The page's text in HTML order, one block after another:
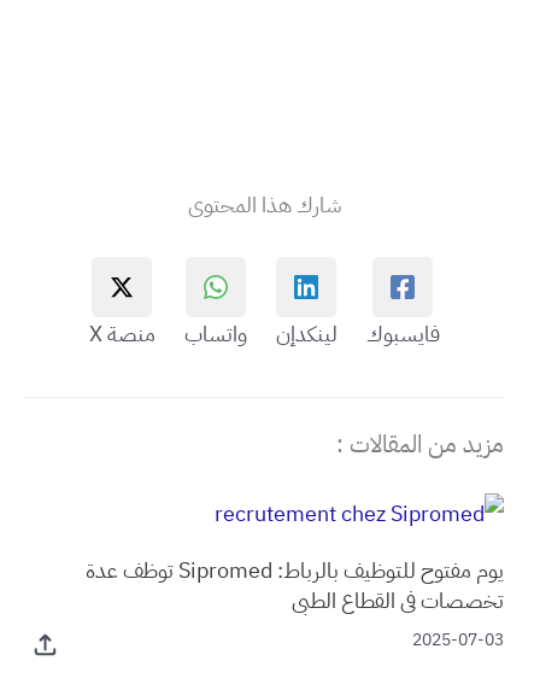
شارك هذا المحتوى
فايسبوك لينكدإن واتساب منصة X
مزيد من المقالات :
يوم مفتوح للتوظيف بالرباط: Sipromed توظف عدة
تخصصات في القطاع الطبي
2025-07-03